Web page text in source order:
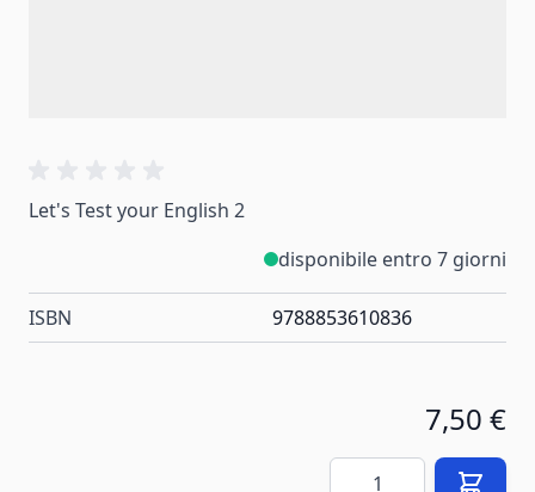
Let's Test your English 2
disponibile entro 7 giorni
ISBN 9788853610836
7,50 €
Quantità